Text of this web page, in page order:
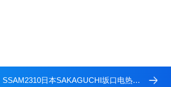
SSAM2310日本SAKAGUCHI坂口电热硅橡胶加热器